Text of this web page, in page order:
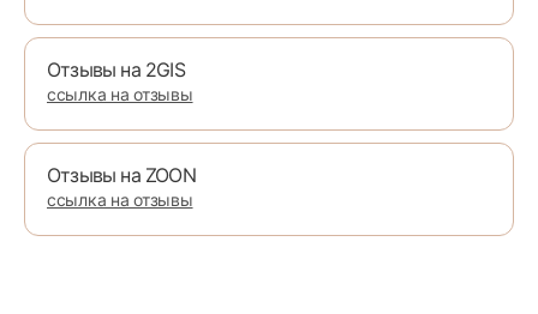
Отзывы на 2GIS
ссылка на отзывы
Отзывы на ZOON
ссылка на отзывы